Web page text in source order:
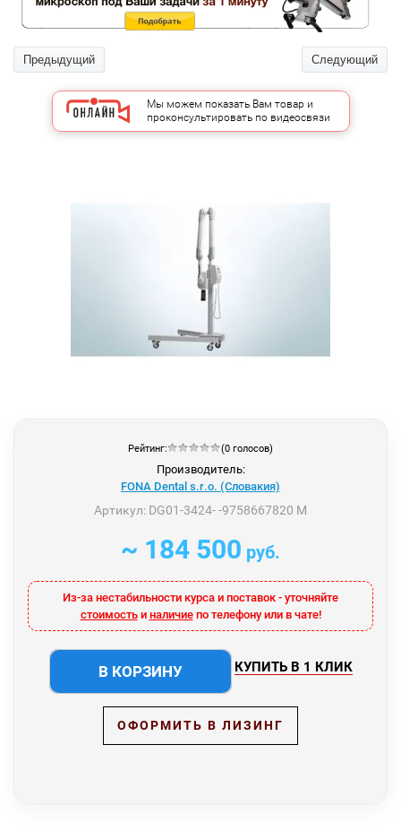
Предыдущий Следующий
Мы можем показать Вам товар и
проконсультировать по видеосвязи
Рейтинг: (0 голосов)
Производитель:
FONA Dental s.r.o. (Словакия)
Артикул: DG01-3424- -9758667820 M
~ 184 500 руб.
Из-за нестабильности курса и поставок - уточняйте
стоимостьи наличиепо телефону или в чате!
В КОРЗИНУ КУПИТЬ В 1 КЛИК
ОФОРМИТЬ В ЛИЗИНГ